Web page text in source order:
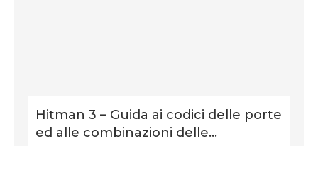
Hitman 3 – Guida ai codici delle porte
ed alle combinazioni delle...